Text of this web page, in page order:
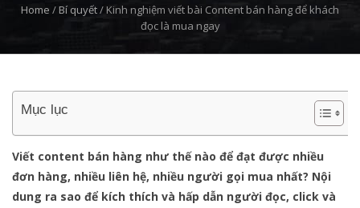
Home /Bí quyết/ Kinh nghiệm viết bài Content bán hàng để khách
đọc là mua ngay
Mục lục
Viết content bán hàng như thế nào để đạt được nhiều
đơn hàng, nhiều liên hệ, nhiều người gọi mua nhất? Nội
dung ra sao để kích thích và hấp dẫn người đọc, click và